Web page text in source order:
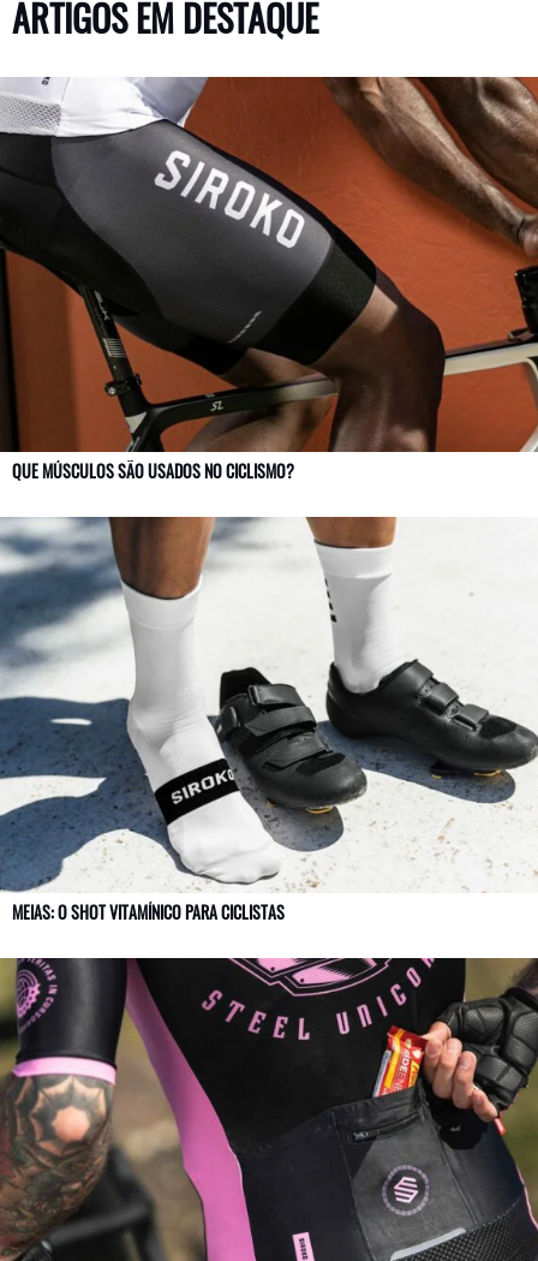
ARTIGOS EM DESTAQUE
QUE MÚSCULOS SÃO USADOS NO CICLISMO?
MEIAS: O SHOT VITAMÍNICO PARA CICLISTAS